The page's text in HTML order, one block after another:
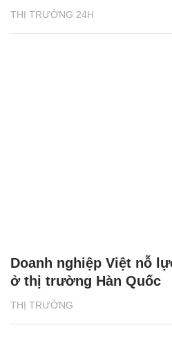
THỊ TRƯỜNG 24H
THỊ TRƯỜNG
Doanh nghiệp Việt nỗ
ở thị trường Hàn Quốc